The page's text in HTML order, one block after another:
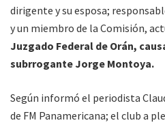
dirigente y su esposa;
y un miembro de la Comisión,
Juzgado Federal de Orán,
subrrogante Jorge Montoya.
Según informó el periodista
de FM Panamericana; el club a